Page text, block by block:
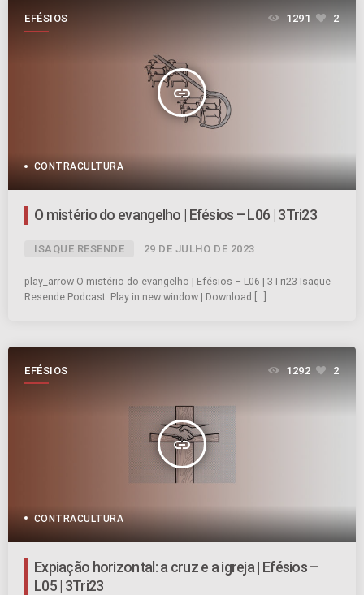
EFÉSIOS
insert_link
1291 2
CONTRACULTURA
O mistério do evangelho | Efésios – L06 | 3Tri23
ISAQUE RESENDE 29 DE JULHO DE 2023
play_arrow O mistério do evangelho | Efésios – L06 | 3Tri23 Isaque
Resende Podcast: Play in new window | Download […]
EFÉSIOS
insert_link
1292 2
CONTRACULTURA
Expiação horizontal: a cruz e a igreja | Efésios –
L05 | 3Tri23